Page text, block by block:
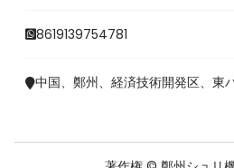
8619139754781
中国、鄭州、経済技術開発区、東